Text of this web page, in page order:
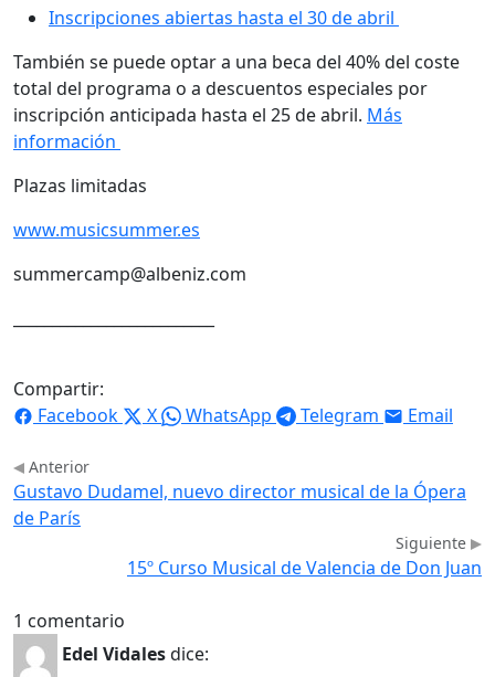
Inscripciones abiertas hasta el 30 de abril
También se puede optar a una beca del 40% del coste
total del programa o a descuentos especiales por
inscripción anticipada hasta el 25 de abril. Más
información
Plazas limitadas
www.musicsummer.es
summercamp@albeniz.com
Compartir:
Facebook
X WhatsApp Telegram Email
Anterior
Gustavo Dudamel, nuevo director musical de la Ópera
de París
Siguiente
15º Curso Musical de Valencia de Don Juan
1 comentario
Edel Vidalesdice: